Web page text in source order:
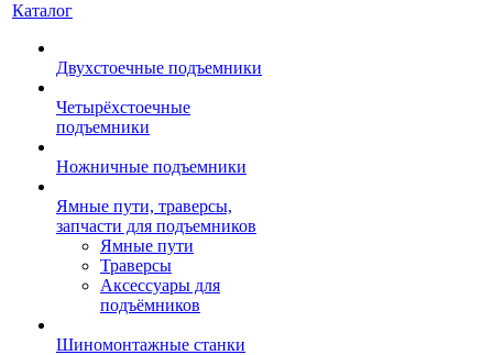
Каталог
Двухстоечные подъемники
Четырёхстоечные
подъемники
Ножничные подъемники
Ямные пути, траверсы,
запчасти для подъемников
Ямные пути
Траверсы
Аксессуары для
подъёмников
Шиномонтажные станки